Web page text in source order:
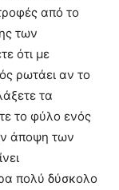
από το
των
ότι με
ρωτάει αν το
τα
το φύλο ενός
άποψη των
πολύ δύσκολο